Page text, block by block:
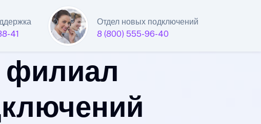
41
Отдел новых подключений
8 (800) 555-96-40
филиал